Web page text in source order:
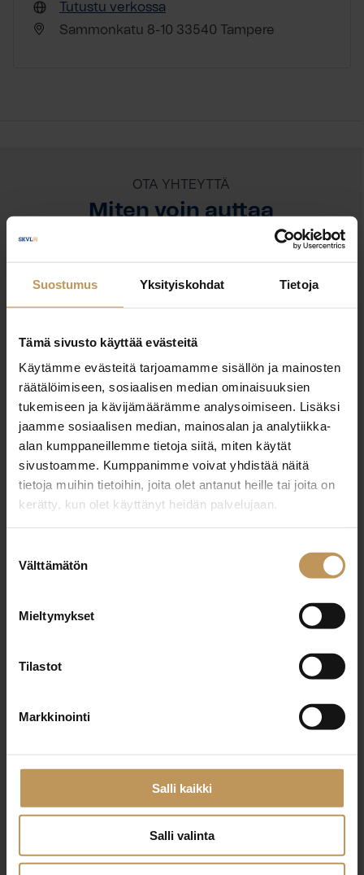
Suostumus Yksityiskohdat Tietoja
Tämä sivusto käyttää evästeitä
Käytämme evästeitä tarjoamamme sisällön ja mainosten
räätälöimiseen, sosiaalisen median ominaisuuksien
tukemiseen ja kävijämäärämme analysoimiseen. Lisäksi
jaamme sosiaalisen median, mainosalan ja analytiikka-
alan kumppaneillemme tietoja siitä, miten käytät
sivustoamme. Kumppanimme voivat yhdistää näitä
tietoja muihin tietoihin, joita olet antanut heille tai joita on
kerätty, kun olet käyttänyt heidän palvelujaan.
valinta
Välttämätön
Mieltymykset
Tilastot
Markkinointi
Salli kaikki
Salli valinta
Tutustu verkossa
Sammonkatu 8-10 33540 Tampere
OTA YHTEYTTÄ
Miten voin auttaa
Jätä yhteystietosi, niin otan yhteyttä
Kari Kaitasuo
+358400624582
kari.kaitasuo@arvohuoneistot.fi
"* " näyttää pakolliset kentät
Aihe
Viesti